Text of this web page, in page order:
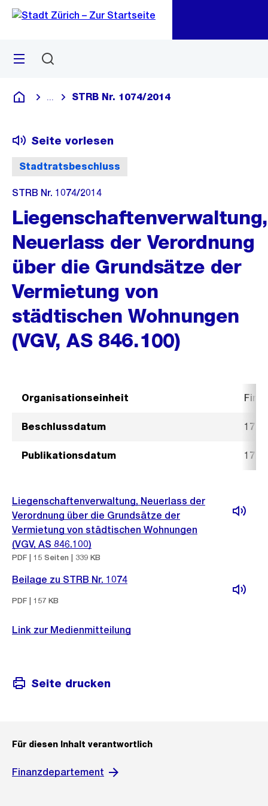
Navigation
Sprunglink
Menü
Deutsch
Blende alle Breadcrumbs ein
STRB Nr. 1074/2014
Stadtratsbeschluss
Seite vorlesen
STRB Nr. 1074/2014
Liegenschaftenverwaltung,
Neuerlass der Verordnung
über die Grundsätze der
Vermietung von
städtischen Wohnungen
(VGV, AS 846.100)
Organisationseinheit
Beschlussdatum 17.
Publikationsdatum 17.
Liegenschaftenverwaltung, Neuerlass der
Verordnung über die Grundsätze der
Vermietung von städtischen Wohnungen
(VGV, AS 846.100)
PDF | 15 Seiten | 339 KB
Beilage zu STRB Nr. 1074
PDF | 157 KB
Link zur Medienmitteilung
Seite drucken
Für diesen Inhalt verantwortlich
Finanzdepartement